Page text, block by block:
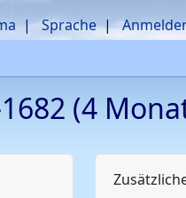
Sprache
1682 (4